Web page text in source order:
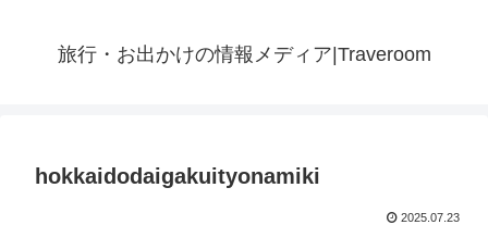
旅行・お出かけの情報メディア|Traveroom
hokkaidodaigakuityonamiki
2025.07.23